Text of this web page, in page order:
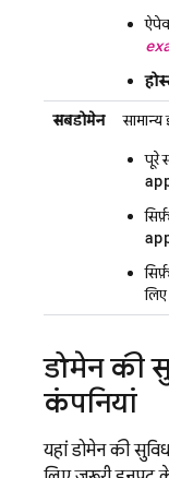
सबडोमेन
पूरे
लिए
डोमेन की
कंपनियां
यहां डोमेन की